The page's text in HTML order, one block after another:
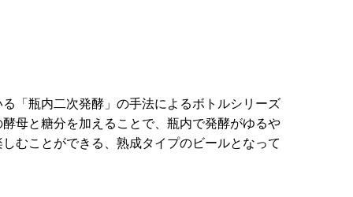
「瓶内二次発酵」の手法によるボトルシリーズ
母と糖分を加えることで、瓶内で発酵がゆるや
むことができる、熟成タイプのビールとなって